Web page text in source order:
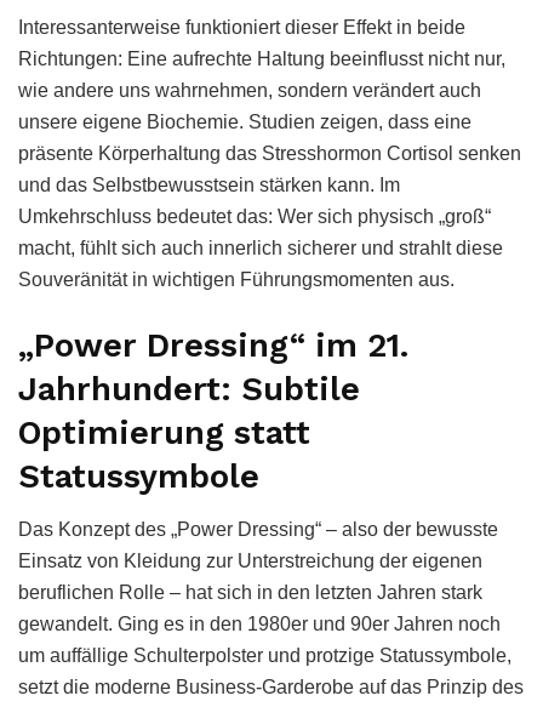
Interessanterweise funktioniert dieser Effekt in beide
Richtungen: Eine aufrechte Haltung beeinflusst nicht nur,
wie andere uns wahrnehmen, sondern verändert auch
unsere eigene Biochemie. Studien zeigen, dass eine
präsente Körperhaltung das Stresshormon Cortisol senken
und das Selbstbewusstsein stärken kann. Im
Umkehrschluss bedeutet das: Wer sich physisch „groß“
macht, fühlt sich auch innerlich sicherer und strahlt diese
Souveränität in wichtigen Führungsmomenten aus.
„Power Dressing“ im 21.
Jahrhundert: Subtile
Optimierung statt
Statussymbole
Das Konzept des „Power Dressing“ – also der bewusste
Einsatz von Kleidung zur Unterstreichung der eigenen
beruflichen Rolle – hat sich in den letzten Jahren stark
gewandelt. Ging es in den 1980er und 90er Jahren noch
um auffällige Schulterpolster und protzige Statussymbole,
setzt die moderne Business-Garderobe auf das Prinzip des